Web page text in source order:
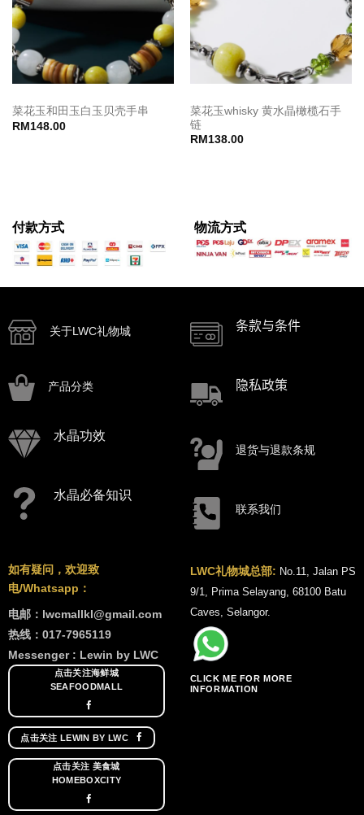
菜花玉和田玉白玉贝壳手串
RM 148.00
菜花玉whisky 黄水晶橄榄石手
链
RM 138.00
付款方式 物流方式
关于LWC礼物城
产品分类
水晶功效
水晶必备知识
条款与条件
隐私政策
退货与退款条规
联系我们
如有疑问，欢迎致
电/Whatsapp：
电邮：lwcmallkl@gmail.com
热线：017-7965119
Messenger : Lewin by LWC
点击关注海鲜城
SEAFOODMALL
点击关注 LEWIN BY LWC
点击关注 美食城
HOMEBOXCITY
LWC礼物城总部: No.11, Jalan PS
9/1, Prima Selayang, 68100 Batu
Caves, Selangor.
CLICK ME FOR MORE
INFORMATION